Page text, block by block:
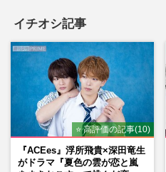
イチオシ記事
⭐ 高評価の記事(10)
『ACEes』浮所飛貴×深田竜生
がドラマ『夏色の雲が恋と嵐